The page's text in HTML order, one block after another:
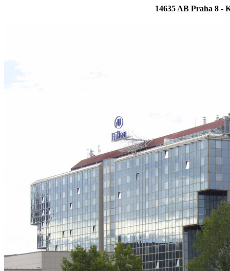
14635 AB Praha 8 -